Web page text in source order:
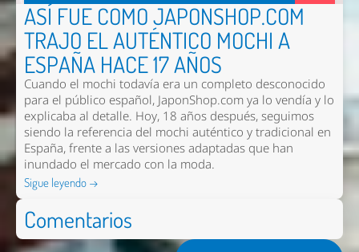
ASÍ FUE COMO JAPONSHOP.COM
TRAJO EL AUTÉNTICO MOCHI A
ESPAÑA HACE 17 AÑOS
Cuando el mochi todavía era un completo desconocido
para el público español, JaponShop.com ya lo vendía y lo
explicaba al detalle. Hoy, 18 años después, seguimos
siendo la referencia del mochi auténtico y tradicional en
España, frente a las versiones adaptadas que han
inundado el mercado con la moda.
Sigue leyendo →
Comentarios